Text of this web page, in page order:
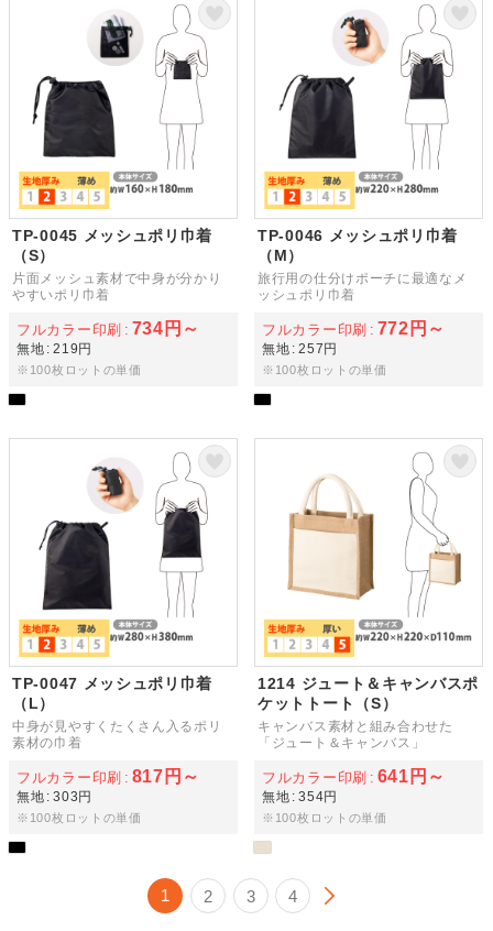
TP-0045 メッシュポリ巾着
（S）
片面メッシュ素材で中身が分かり
やすいポリ巾着
無地 219円
フルカラー印刷 734円～
※100枚ロットの単価
TP-0046 メッシュポリ巾着
（M）
旅行用の仕分けポーチに最適なメ
ッシュポリ巾着
無地 257円
フルカラー印刷 772円～
※100枚ロットの単価
TP-0047 メッシュポリ巾着
（L）
中身が見やすくたくさん入るポリ
素材の巾着
無地 303円
フルカラー印刷 817円～
※100枚ロットの単価
1214 ジュート＆キャンバスポ
ケットトート（S）
キャンバス素材と組み合わせた
「ジュート＆キャンバス」
無地 354円
フルカラー印刷 641円～
※100枚ロットの単価
1 2 3 4